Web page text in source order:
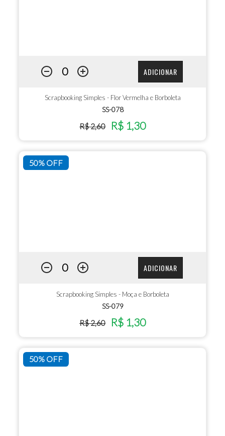
ADICIONAR
Scrapbooking Simples - Flor Vermelha e Borboleta
SS-078
R$ 2,60 R$ 1,30
50% OFF
ADICIONAR
Scrapbooking Simples - Moça e Borboleta
SS-079
R$ 2,60 R$ 1,30
50% OFF